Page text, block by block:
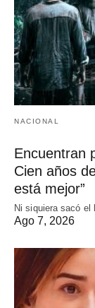
NACIONAL
Encuentran
Cien años
está mejor”
Ni siquiera sacó el
Ago 7, 2026